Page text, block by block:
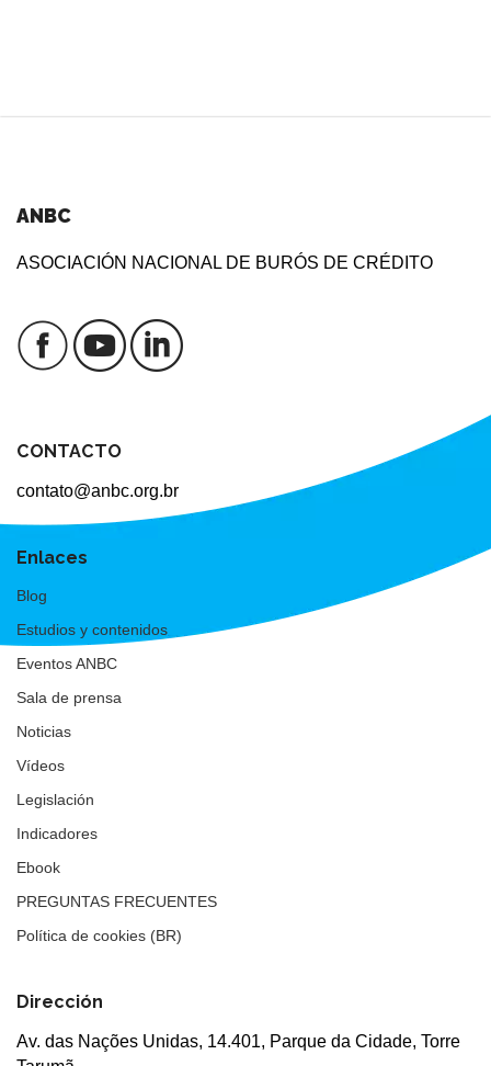
ANBC
ASOCIACIÓN NACIONAL DE BURÓS DE CRÉDITO
CONTACTO
contato@anbc.org.br
Enlaces
Blog
Estudios y contenidos
Eventos ANBC
Sala de prensa
Noticias
Vídeos
Legislación
Indicadores
Ebook
PREGUNTAS FRECUENTES
Política de cookies (BR)
Dirección
Av. das Nações Unidas, 14.401, Parque da Cidade, Torre